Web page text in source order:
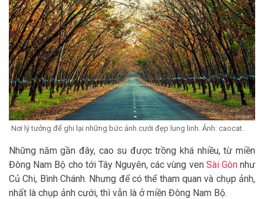
Nơi lý tưởng để ghi lại những bức ảnh cưới đẹp lung linh. Ảnh: caocat.
Những năm gần đây, cao su được trồng khá nhiều, từ miền
Đông Nam Bộ cho tới Tây Nguyên, các vùng venSài Gònnhư
Củ Chi, Bình Chánh. Nhưng để có thể tham quan và chụp ảnh,
nhất là chụp ảnh cưới, thì vẫn là ở miền Đông Nam Bộ.